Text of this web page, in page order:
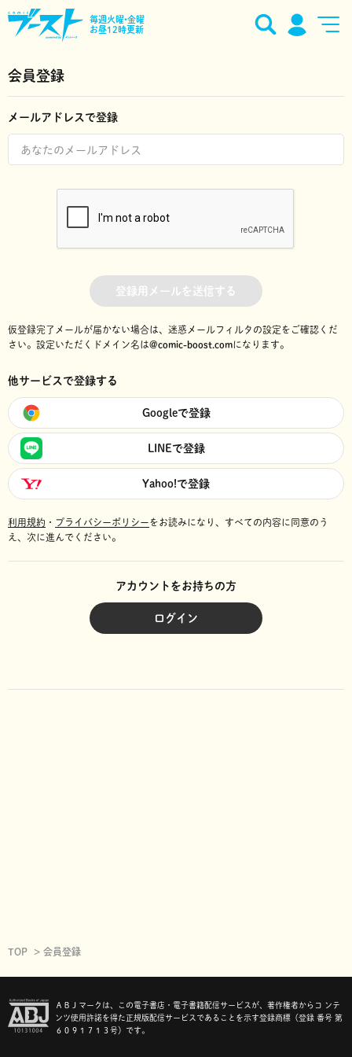
毎週火曜•金曜
お昼12時更新
会員登録
メールアドレスで登録
登録用メールを送信する
仮登録完了メールが届かない場合は、迷惑メールフィルタの設定をご確認くだ
さい。 設定いただくドメイン名は@comic-boost.comになります。
他サービスで登録する
Googleで登録
LINEで登録
Yahoo!で登録
利用規約 ・ プライバシーポリシーをお読みになり、 すべての内容に同意のう
え、次に進んでください。
アカウントをお持ちの方
ログイン
TOP 会員登録
ＡＢＪマークは、この電子書店・電子書籍配信サービスが、著作権者からコ ンテ
ンツ使用許諾を得た正規版配信サービスであることを示す登録商標（登録 番号 第
６０９１７１３号）です。